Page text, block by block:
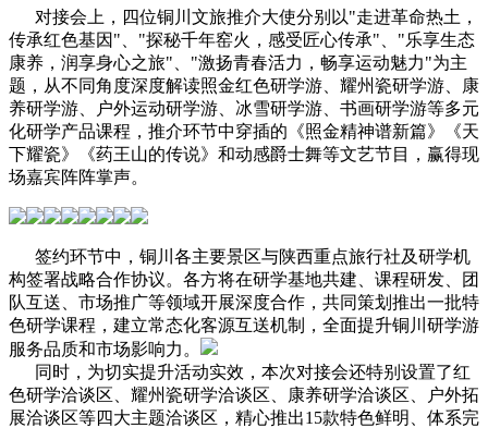
对接会上，四位铜川文旅推介大使分别以"走进革命热土，
传承红色基因"、"探秘千年窑火，感受匠心传承"、"乐享生态
康养，润享身心之旅"、"激扬青春活力，畅享运动魅力"为主
题，从不同角度深度解读照金红色研学游、耀州瓷研学游、康
养研学游、户外运动研学游、冰雪研学游、书画研学游等多元
化研学产品课程，推介环节中穿插的《照金精神谱新篇》《天
下耀瓷》《药王山的传说》和动感爵士舞等文艺节目，赢得现
场嘉宾阵阵掌声。
签约环节中，铜川各主要景区与陕西重点旅行社及研学机
构签署战略合作协议。各方将在研学基地共建、课程研发、团
队互送、市场推广等领域开展深度合作，共同策划推出一批特
色研学课程，建立常态化客源互送机制，全面提升铜川研学游
服务品质和市场影响力。
同时，为切实提升活动实效，本次对接会还特别设置了红
色研学洽谈区、耀州瓷研学洽谈区、康养研学洽谈区、户外拓
展洽谈区等四大主题洽谈区，精心推出15款特色鲜明、体系完